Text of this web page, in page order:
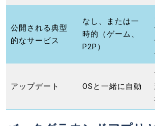
公開される典型
的なサービス
なし、または一
時的（ゲーム、
P2P）
アップデート OSと一緒に自動